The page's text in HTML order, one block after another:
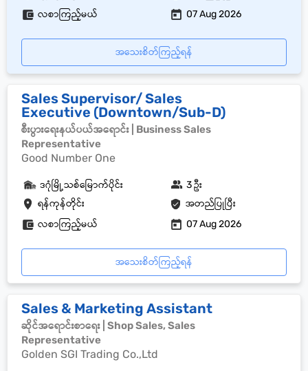
လစာကြည့်မယ် 07 Aug 2026
အသေးစိတ်ကြည့်ရန်
Sales Supervisor/ Sales
Executive (Downtown/Sub-D)
စီးပွားရေးနယ်ပယ်အရောင်း | Business Sales
Representative
Good Number One
ရန်ကုန်တိုင်း အတည်ပြုပြီး
ဒဂုံမြို့သစ်မြောက်ပိုင်း 3 ဦး
လစာကြည့်မယ် 07 Aug 2026
အသေးစိတ်ကြည့်ရန်
Sales & Marketing Assistant
ဆိုင်အရောင်းစာရေး | Shop Sales, Sales
Representative
Golden SGI Trading Co.,Ltd